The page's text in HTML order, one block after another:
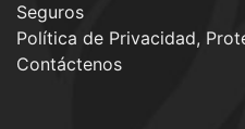
Seguros
Política de Privacidad,
Contáctenos